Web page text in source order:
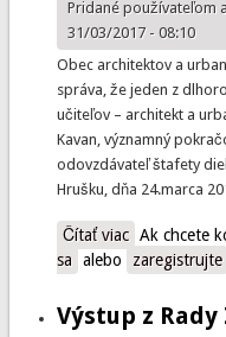
Pridané používateľom
31/03/2017 - 08:10
Obec architektov a
správa, že jeden z
učiteľov – architekt a
Kavan, významný
odovzdávateľ štafety
Hrušku, dňa 24.marca
Čítať viaco Za prof.
Ak chcete
sa
alebo zaregistrujte
Výstup z Rady